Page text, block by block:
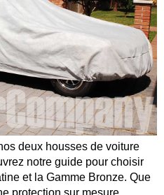
deux housses de voiture
notre guide pour choisir
et la Gamme Bronze. Que